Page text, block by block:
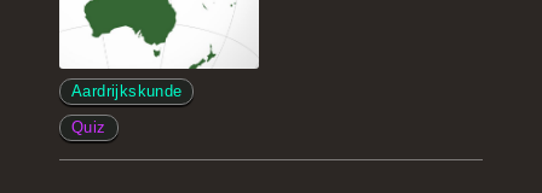
Aardrijkskunde
Quiz